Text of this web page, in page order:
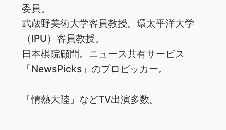
委員。
武蔵野美術大学客員教授。環太平洋大学
（IPU）客員教授。
日本棋院顧問。ニュース共有サービス
「NewsPicks」のプロピッカー。
「情熱大陸」などTV出演多数。